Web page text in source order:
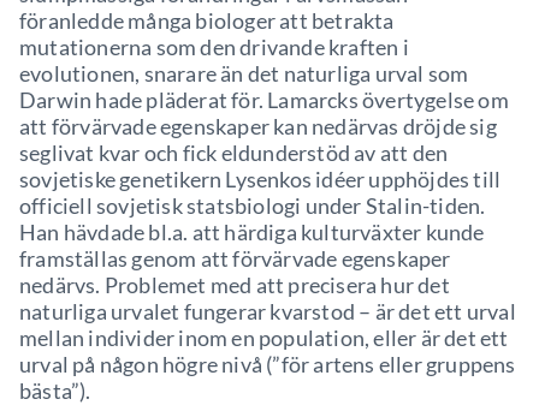
föranledde många biologer att betrakta
mutationerna som den drivande kraften i
evolutionen, snarare än det naturliga urval som
Darwin hade pläderat för. Lamarcks övertygelse om
att förvärvade egenskaper kan nedärvas dröjde sig
seglivat kvar och fick eldunderstöd av att den
sovjetiske genetikern Lysenkos idéer upphöjdes till
officiell sovjetisk statsbiologi under Stalin-tiden.
Han hävdade bl.a. att härdiga kulturväxter kunde
framställas genom att förvärvade egenskaper
nedärvs. Problemet med att precisera hur det
naturliga urvalet fungerar kvarstod – är det ett urval
mellan individer inom en population, eller är det ett
urval på någon högre nivå (”för artens eller gruppens
bästa”).